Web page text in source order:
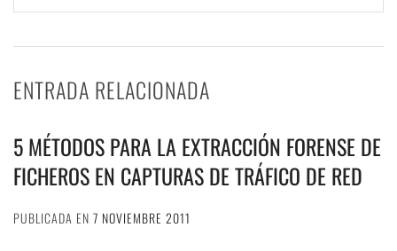
ENTRADA RELACIONADA
5 MÉTODOS PARA LA EXTRACCIÓN FORENSE DE
FICHEROS EN CAPTURAS DE TRÁFICO DE RED
PUBLICADA EN 7 NOVIEMBRE 2011